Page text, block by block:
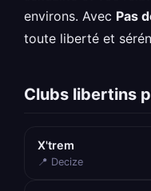
environs. Avec Pas
toute liberté et
Clubs libertins
X'trem
📍 Decize